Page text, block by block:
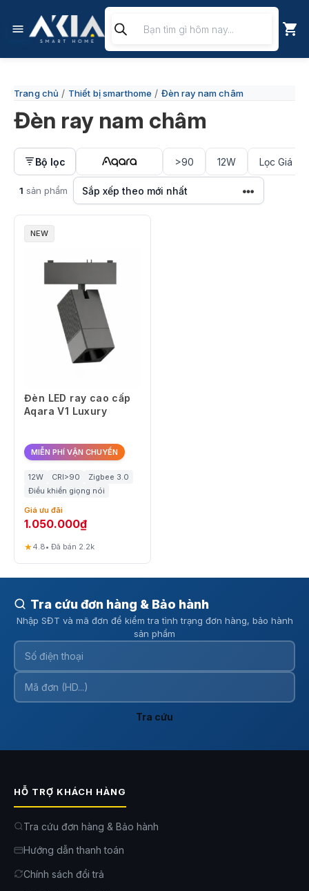
đến
dung
kiếm
phẩm
Trang chủ / Thiết bị smarthome / Đèn ray nam châm
Đèn ray nam châm
Bộ lọc >90 12W Lọc Giá ▿
1 sản phẩm
NEW
Đèn LED ray cao cấp
Aqara V1 Luxury
MIỄN PHÍ VẬN CHUYỂN
12W CRI>90
Zigbee 3.0
Điều khiển giọng nói
Giá ưu đãi
1.050.000₫
★4.8• Đã bán 2.2k
Tra cứu đơn hàng & Bảo hành
Nhập SĐT và mã đơn để kiểm tra tình trạng đơn hàng, bảo hành
sản phẩm
Tra cứu
HỖ TRỢ KHÁCH HÀNG
Tra cứu đơn hàng & Bảo hành
Hướng dẫn thanh toán
Chính sách đổi trả